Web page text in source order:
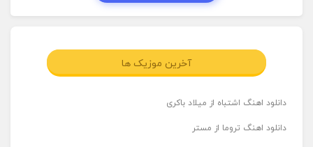
آخرین موزیک ها
دانلود اهنگ اشتباه از میلاد باکری
دانلود اهنگ تروما از مستر